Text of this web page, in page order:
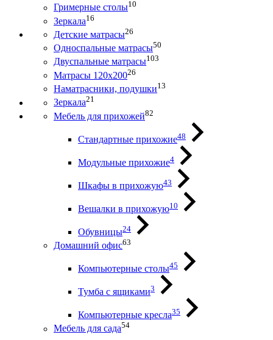
Гримерные столы10
Зеркала16
Детские матрасы26
Односпальные матрасы50
Двуспальные матрасы103
Матрасы 120х20026
Наматрасники, подушки13
Зеркала21
Мебель для прихожей82
Стандартные прихожие48
Модульные прихожие4
Шкафы в прихожую43
Вешалки в прихожую10
Обувницы24
Домашний офис63
Компьютерные столы45
Тумба с ящиками3
Компьютерные кресла35
Мебель для сада54